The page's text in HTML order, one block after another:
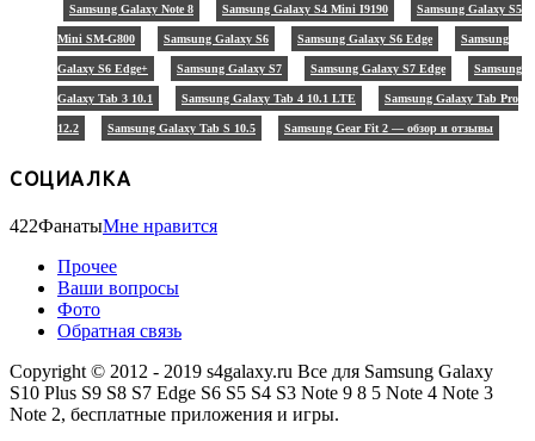
Samsung Galaxy Note 8 Samsung Galaxy S4 Mini I9190 Samsung Galaxy S5
Mini SM-G800 Samsung Galaxy S6 Samsung Galaxy S6 Edge Samsung
Galaxy S6 Edge+ Samsung Galaxy S7 Samsung Galaxy S7 Edge Samsung
Galaxy Tab 3 10.1 Samsung Galaxy Tab 4 10.1 LTE Samsung Galaxy Tab Pro
12.2 Samsung Galaxy Tab S 10.5 Samsung Gear Fit 2 — обзор и отзывы
СОЦИАЛКА
422ФанатыМне нравится
Прочее
Ваши вопросы
Фото
Обратная связь
Copyright © 2012 - 2019 s4galaxy.ru Все для Samsung Galaxy
S10 Plus S9 S8 S7 Edge S6 S5 S4 S3 Note 9 8 5 Note 4 Note 3
Note 2, бесплатные приложения и игры.